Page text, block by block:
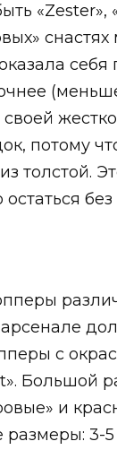
«Zester»,
себя
потому
толстой.
арсенале
с
Большой
и
3-